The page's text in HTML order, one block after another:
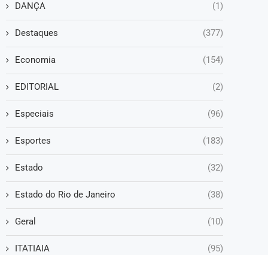
DANÇA (1)
Destaques (377)
Economia (154)
EDITORIAL (2)
Especiais (96)
Esportes (183)
Estado (32)
Estado do Rio de Janeiro (38)
Geral (10)
ITATIAIA (95)